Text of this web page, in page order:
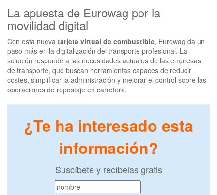
La apuesta de Eurowag por la
movilidad digital
Con esta nueva tarjeta virtual de combustible, Eurowag da un
paso más en la digitalización del transporte profesional. La
solución responde a las necesidades actuales de las empresas
de transporte, que buscan herramientas capaces de reducir
costes, simplificar la administración y mejorar el control sobre las
operaciones de repostaje en carretera.
¿Te ha interesado esta
información?
Suscíbete y recíbelas gratis